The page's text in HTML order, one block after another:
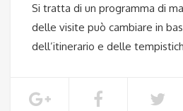
Si tratta di un programma di
delle visite può cambiare in
dell’itinerario e delle